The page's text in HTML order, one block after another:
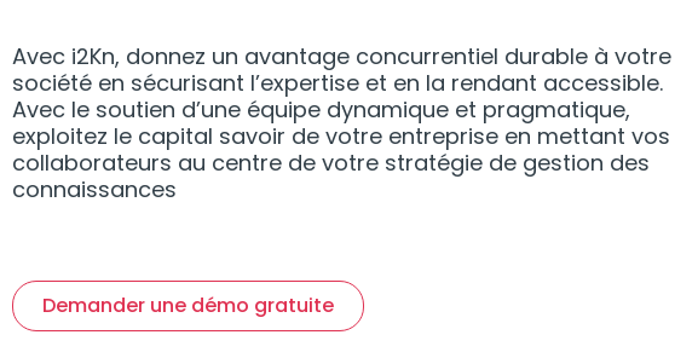
Avec i2Kn, donnez un avantage concurrentiel durable à votre
société en sécurisant l’expertise et en la rendant accessible.
Avec le soutien d’une équipe dynamique et pragmatique,
exploitez le capital savoir de votre entreprise en mettant vos
collaborateurs au centre de votre stratégie de gestion des
connaissances
Demander une démo gratuite